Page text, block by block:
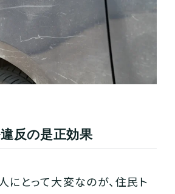
反の是正効果
にとって大変なのが、住民ト